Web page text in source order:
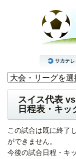
スイス代表
日程表・キッ
この試合は既に終了
ができません。
今後の試合日程・キ